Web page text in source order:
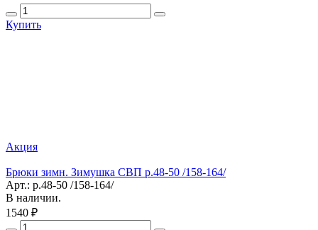
Купить
Акция
Брюки зимн. Зимушка СВП р.48-50 /158-164/
Арт.: р.48-50 /158-164/
В наличии.
1540 ₽